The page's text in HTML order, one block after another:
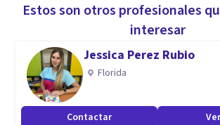
Estos son otros profesionales
interesar
Jessica Perez Rubio
Florida
Contactar